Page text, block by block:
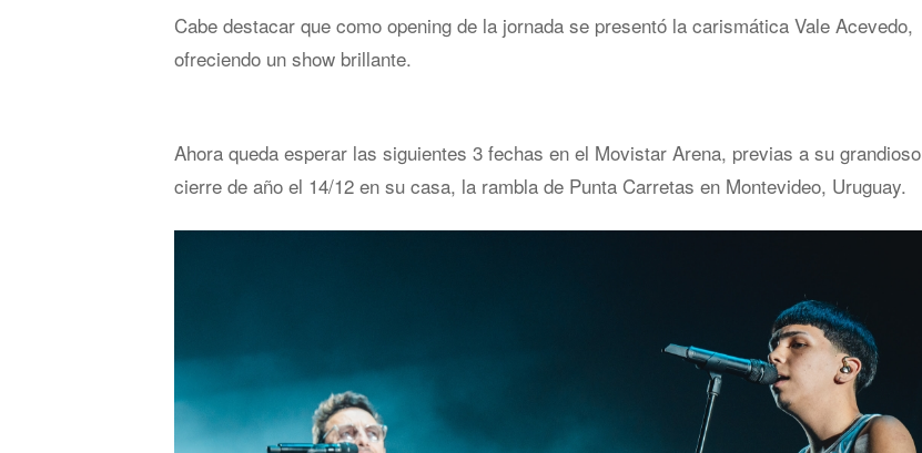
Cabe destacar que como opening de la jornada se presentó la carismática Vale Acevedo,
ofreciendo un show brillante.
Ahora queda esperar las siguientes 3 fechas en el Movistar Arena, previas a su grandioso
cierre de año el 14/12 en su casa, la rambla de Punta Carretas en Montevideo, Uruguay.